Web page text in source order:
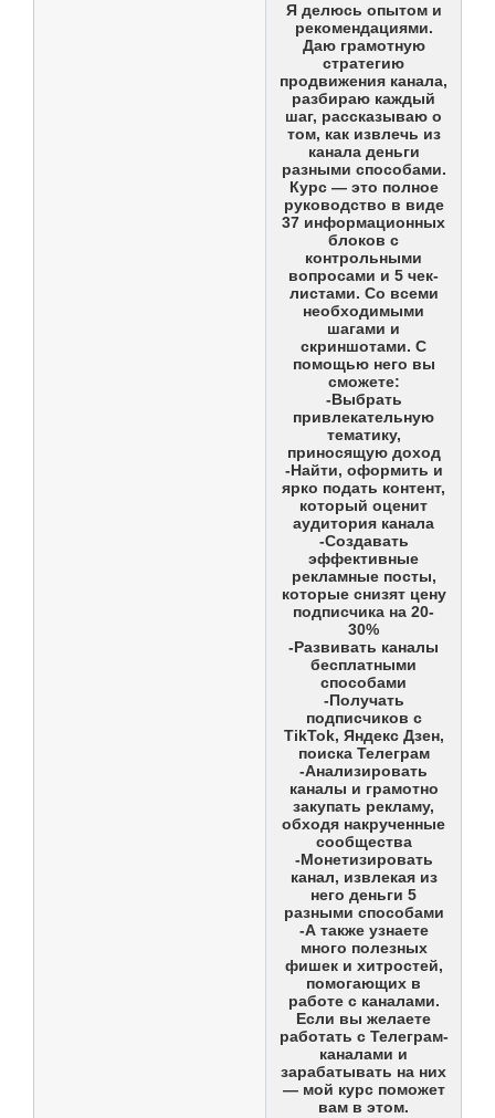
Я делюсь опытом и
рекомендациями.
Даю грамотную
стратегию
продвижения канала,
разбираю каждый
шаг, рассказываю о
том, как извлечь из
канала деньги
разными способами.
Курс — это полное
руководство в виде
37 информационных
блоков с
контрольными
вопросами и 5 чек-
листами. Со всеми
необходимыми
шагами и
скриншотами. С
помощью него вы
сможете:
-Выбрать
привлекательную
тематику,
приносящую доход
-Найти, оформить и
ярко подать контент,
который оценит
аудитория канала
-Создавать
эффективные
рекламные посты,
которые снизят цену
подписчика на 20-
30%
-Развивать каналы
бесплатными
способами
-Получать
подписчиков с
TikTok, Яндекс Дзен,
поиска Телеграм
-Анализировать
каналы и грамотно
закупать рекламу,
обходя накрученные
сообщества
-Монетизировать
канал, извлекая из
него деньги 5
разными способами
-А также узнаете
много полезных
фишек и хитростей,
помогающих в
работе с каналами.
Если вы желаете
работать с Телеграм-
каналами и
зарабатывать на них
— мой курс поможет
вам в этом.